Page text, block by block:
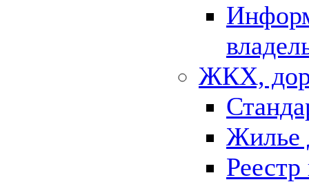
ЖКХ,
Жилье